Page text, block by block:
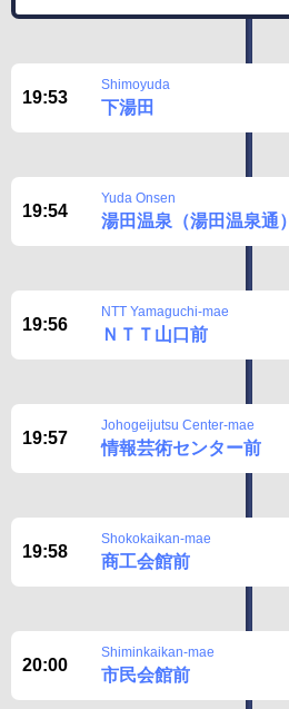
19:53
Shimoyuda
下湯田
19:54
Yuda Onsen
湯田温泉（湯田温泉通）
19:56
NTT Yamaguchi-mae
ＮＴＴ山口前
19:57
Johogeijutsu Center-mae
情報芸術センター前
19:58
Shokokaikan-mae
商工会館前
20:00
Shiminkaikan-mae
市民会館前